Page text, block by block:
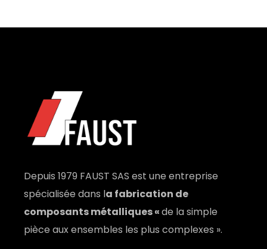
Depuis 1979 FAUST SAS est une entreprise
spécialisée dans la fabrication de
composants métalliques «de la simple
pièce aux ensembles les plus complexes ».